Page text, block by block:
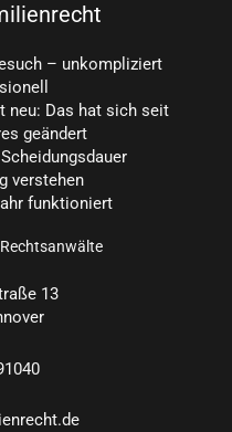
– unkompliziert
neu: Das hat sich seit
geändert
verstehen
funktioniert
Rechtsanwälte
13